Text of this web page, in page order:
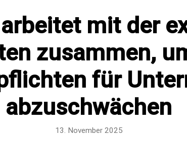
arbeitet mit der
zusammen,
für
abzuschwächen
13. November 2025